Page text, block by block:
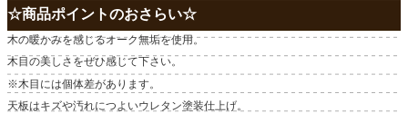
☆商品ポイントのおさらい☆
木の暖かみを感じるオーク無垢を使用。
木目の美しさをぜひ感じて下さい。
※木目には個体差があります。
天板はキズや汚れにつよいウレタン塗装仕上げ。